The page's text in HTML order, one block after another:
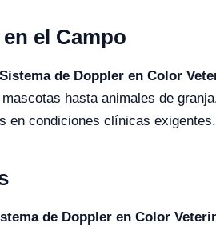
el Campo
Sistema de Doppler en Color
hasta animales de
en condiciones clínicas exigentes.
de Doppler en Color